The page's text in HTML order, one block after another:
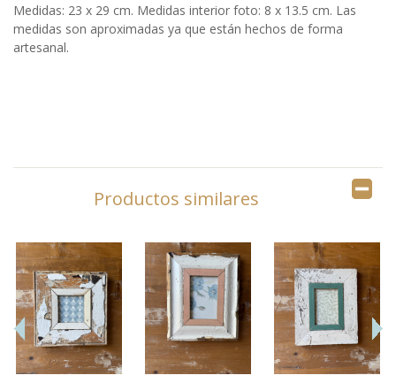
Medidas: 23 x 29 cm. Medidas interior foto: 8 x 13.5 cm. Las
medidas son aproximadas ya que están hechos de forma
artesanal.
Productos similares